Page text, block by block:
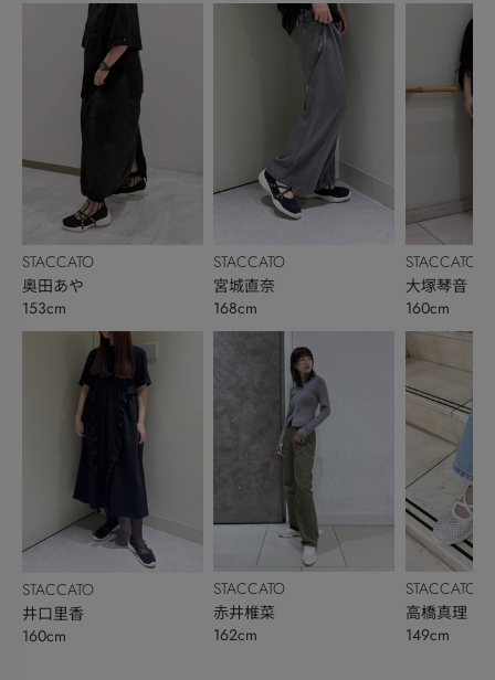
STACCATO
奥田あや
153cm
STACCATO
井口里香
160cm
STACCATO
宮城直奈
168cm
STACCATO
赤井椎菜
162cm
STACCATO
大塚琴音
160cm
STACCATO
高橋真理
149cm